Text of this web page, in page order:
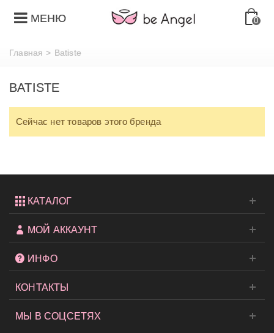
МЕНЮ 0
Главная > Batiste
BATISTE
Сейчас нет товаров этого бренда
КАТАЛОГ
МОЙ АККАУНТ
ИНФО
КОНТАКТЫ
МЫ В СОЦСЕТЯХ